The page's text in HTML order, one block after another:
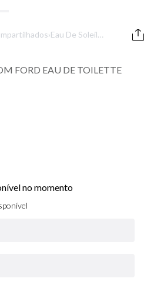
›Eau De Soleil
FORD EAU DE TOILETTE
no momento